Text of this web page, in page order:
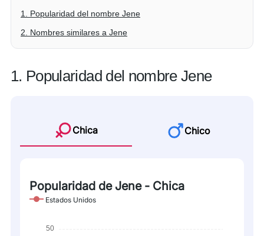
1. Popularidad del nombre Jene
2. Nombres similares a Jene
1. Popularidad del nombre Jene
Chica Chico
Popularidad de Jene - Chica
Estados Unidos